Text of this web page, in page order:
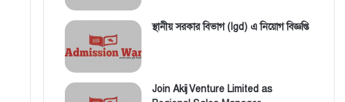
স্থানীয় সরকার বিভাগ (lgd) এ নিয়োগ বিজ্ঞপ্তি
Join Akij Venture Limited as